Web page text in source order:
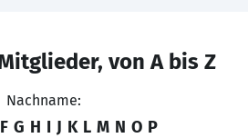
von A bis Z
Nachname:
F G H I J K L M N O P